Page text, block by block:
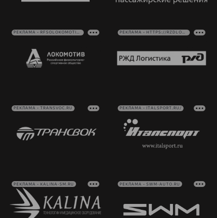
РЕКЛАМА • RFSOLOKOMOTIV.RU РЕКЛАМА • HTTPS://RZDLOG.RU/
РЕКЛАМА • TRANSVOC.RU РЕКЛАМА • ITALSPORT.RU/
РЕКЛАМА • KALINA-SM.RU РЕКЛАМА • SWM-AUTO.RU